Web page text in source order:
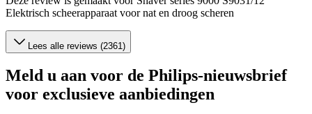
Elektrisch scheerapparaat voor nat en droog scheren
Lees alle reviews (2361)
Meld u aan voor de Philips-nieuwsbrief
voor exclusieve aanbiedingen